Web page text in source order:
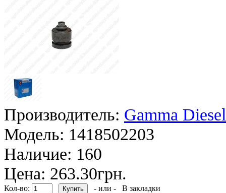
Производитель: Gamma Diesel
Модель: 1418502203
Наличие: 160
Цена: 263.30грн.
Кол-во: - или -
В закладки